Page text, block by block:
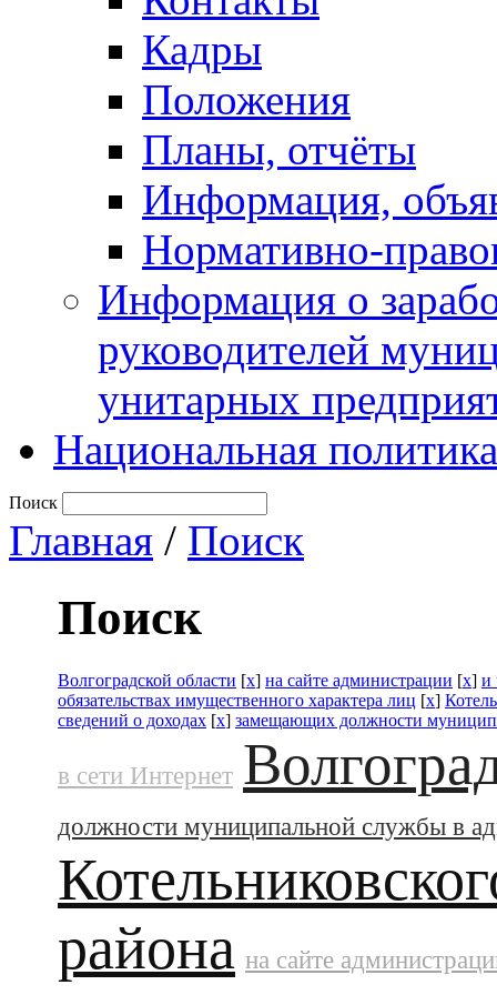
Кадры
Положения
Планы, отчёты
Информация,
Нормативно-
Информация о
руководителей
унитарных
Национальная политика
Поиск
Главная / Поиск
Поиск
Волгоградской области [x] на сайте администрации [x] и
обязательствах имущественного характера лиц [x]
сведений о доходах [x] замещающих должности
в сети Интернет
должности муниципальной службы в
района на сайте